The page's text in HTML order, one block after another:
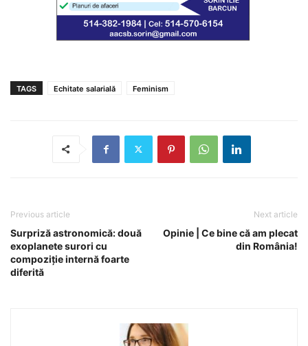
TAGS Echitate salarială Feminism
Previous article
Surpriză astronomică: două
exoplanete surori cu
compoziție internă foarte
diferită
Next article
Opinie | Ce bine că am plecat
din România!